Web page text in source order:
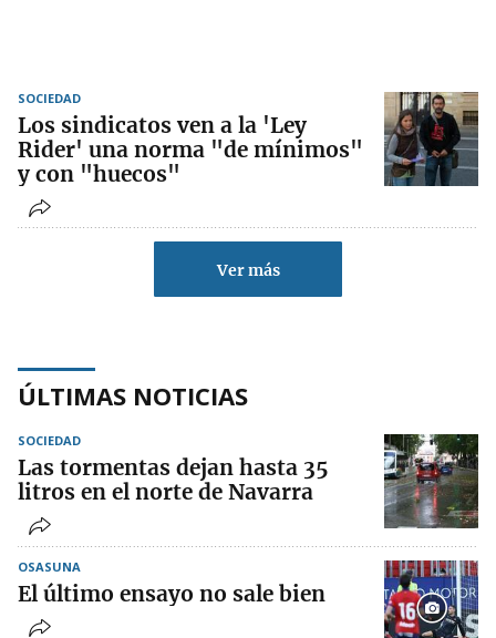
SOCIEDAD
Los sindicatos ven a la 'Ley
Rider' una norma "de mínimos"
y con "huecos"
Ver más
ÚLTIMAS NOTICIAS
SOCIEDAD
Las tormentas dejan hasta 35
litros en el norte de Navarra
OSASUNA
El último ensayo no sale bien